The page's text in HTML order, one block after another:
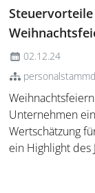
02.12.24
Unternehmen
Wertschätzung
ein Highlight des